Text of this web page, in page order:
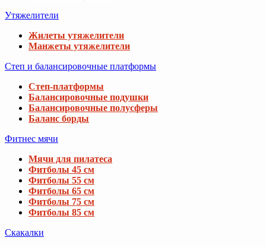
Утяжелители
Жилеты утяжелители
Манжеты утяжелители
Степ и балансировочные платформы
Степ-платформы
Балансировочные подушки
Балансировочные полусферы
Баланс борды
Фитнес мячи
Мячи для пилатеса
Фитболы 45 см
Фитболы 55 см
Фитболы 65 см
Фитболы 75 см
Фитболы 85 см
Скакалки